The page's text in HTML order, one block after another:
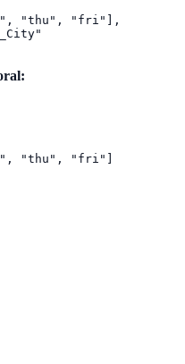
"thu", "fri"],
"thu", "fri"]